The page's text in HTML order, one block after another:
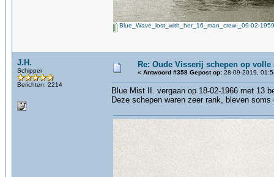
Blue_Wave_lost_with_her_16_man_crew-_09-02-
J.H.
Schipper
Berichten: 2214
Re: Oude Visserij schepen op volle
« Antwoord #358 Gepost op: 28-09-2019,
Blue Mist II. vergaan op 18-02-1966 met 13
Deze schepen waren zeer rank, bleven